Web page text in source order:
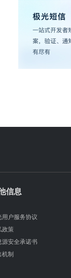
信息
用户服务协议
政策
源安全承诺书
机制